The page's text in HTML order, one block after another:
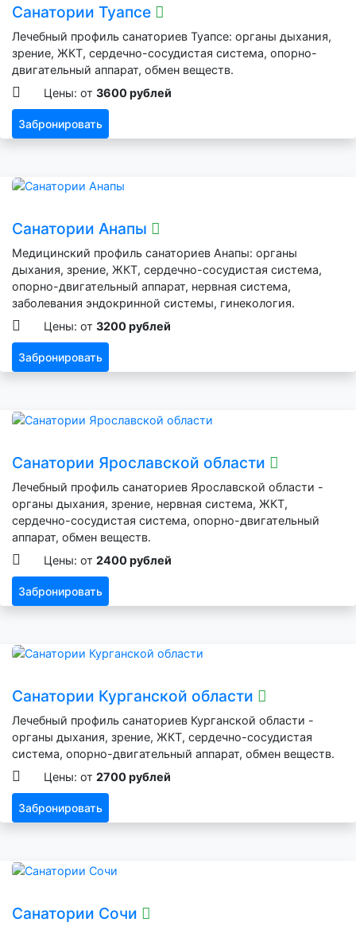
Санатории Туапсе
Лечебный профиль санаториев Туапсе: органы дыхания,
зрение, ЖКТ, сердечно-сосудистая система, опорно-
двигательный аппарат, обмен веществ.
Цены: от 3600 рублей
Забронировать
Санатории Анапы
Медицинский профиль санаториев Анапы: органы
дыхания, зрение, ЖКТ, сердечно-сосудистая система,
опорно-двигательный аппарат, нервная система,
заболевания эндокринной системы, гинекология.
Цены: от 3200 рублей
Забронировать
Санатории Ярославской области
Лечебный профиль санаториев Ярославской области -
органы дыхания, зрение, нервная система, ЖКТ,
сердечно-сосудистая система, опорно-двигательный
аппарат, обмен веществ.
Цены: от 2400 рублей
Забронировать
Санатории Курганской области
Лечебный профиль санаториев Курганской области -
органы дыхания, зрение, ЖКТ, сердечно-сосудистая
система, опорно-двигательный аппарат, обмен веществ.
Цены: от 2700 рублей
Забронировать
Санатории Сочи